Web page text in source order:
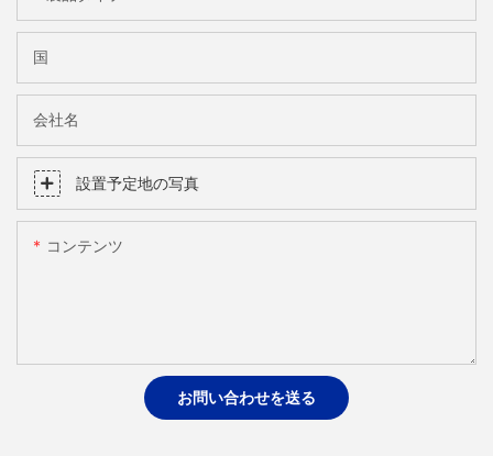
国
会社名
設置予定地の写真
コンテンツ
お問い合わせを送る